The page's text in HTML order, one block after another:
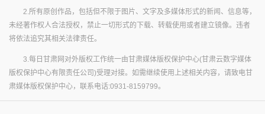
2.所有原创作品，包括但不限于图片、文字及多媒体形式的新闻、信息等，
未经著作权人合法授权，禁止一切形式的下载、转载使用或者建立镜像。违者
将依法追究其相关法律责任。
3.每日甘肃网对外版权工作统一由甘肃媒体版权保护中心(甘肃云数字媒体
版权保护中心有限责任公司)受理对接。如需继续使用上述相关内容，请致电甘
肃媒体版权保护中心，联系电话:0931-8159799。